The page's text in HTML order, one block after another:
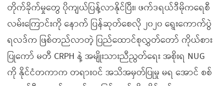
တိုက်ခိုက်မှုတွေ ပိုကျယ်ပြန့်လာနိုင်ပြီး၊ ဖက်ဒရယ်ဒီမိုကရေစီ
လမ်းကြောင်းကို နောက် ပြန်ဆုတ်စေလို ၂၀၂၀ ရွေးကောက်ပွဲ
ရလဒ်က ဖြစ်တည်လာတဲ့ ပြည်ထောင်စုလွှတ်တော် ကိုယ်စား
ပြုကော် မတီ CRPH နဲ့ အမျိုးသားညီညွတ်ရေး အစိုးရ NUG
ကို နိုင်ငံတကာက တရားဝင် အသိအမှတ်ပြုမှု မရ အောင် စစ်